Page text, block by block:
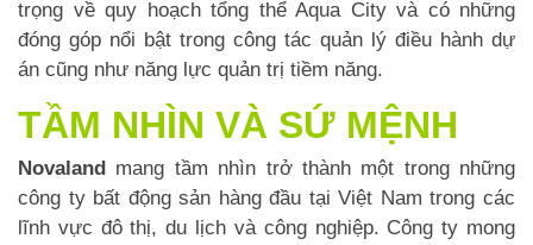
trọng về quy hoạch tổng thể Aqua City và có những
đóng góp nổi bật trong công tác quản lý điều hành dự
án cũng như năng lực quản trị tiềm năng.
TẦM NHÌN VÀ SỨ MỆNH
Novaland mang tầm nhìn trở thành một trong những
công ty bất động sản hàng đầu tại Việt Nam trong các
lĩnh vực đô thị, du lịch và công nghiệp. Công ty mong